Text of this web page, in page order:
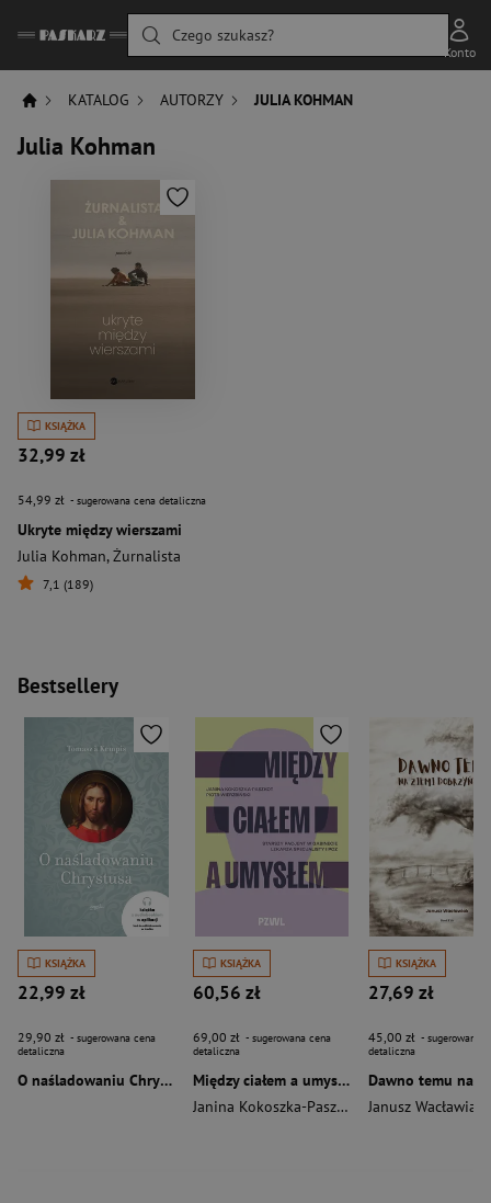
Czego szukasz?
Konto
KATALOG AUTORZY JULIA KOHMAN
Julia Kohman
KSIĄŻKA
32,99 zł
54,99 zł - sugerowana cena detaliczna
Ukryte między wierszami
Julia Kohman,Żurnalista
7,1 (189)
Bestsellery
KSIĄŻKA
22,99 zł
29,90 zł - sugerowana cena
detaliczna
O naśladowaniu Chrystusa wyd. 2026
KSIĄŻKA
60,56 zł
69,00 zł - sugerowana cena
detaliczna
Między ciałem a umysłem
Janina Kokoszka-Paszkot
Piotr Wierzbiński
KSIĄŻKA
27,69 zł
45,00 zł - sugerowana
detaliczna
Janusz Wacławiak